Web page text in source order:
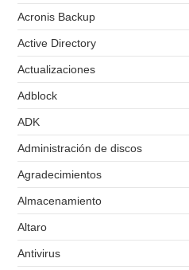
Acronis Backup
Active Directory
Actualizaciones
Adblock
ADK
Administración de discos
Agradecimientos
Almacenamiento
Altaro
Antivirus